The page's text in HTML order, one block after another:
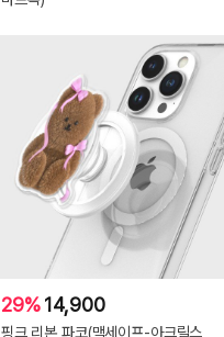
29%14,900
핑크 리본 파코(맥세이프-아크릴스